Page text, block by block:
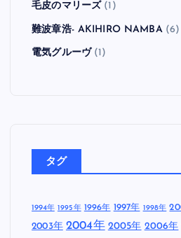
毛皮のマリーズ (1)
難波章浩- AKIHIRO NAMBA(6)
電気グルーヴ(1)
タグ
1994年 1995年 1996年 1997年 1998年
2003年 2004年 2005年 2006年